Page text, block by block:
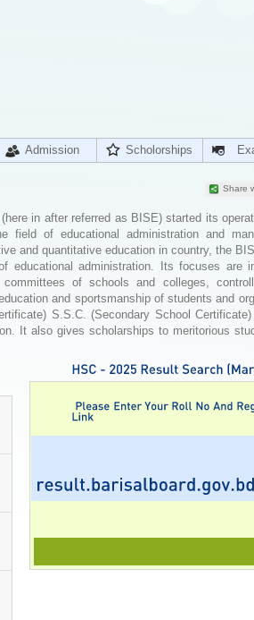
Admission Scholorships
Share
in after referred as BISE) started its
field of educational administration and
and quantitative education in country, the
administration. Its focuses are
of schools and colleges,
and sportsmanship of students and
S.S.C. (Secondary School
It also gives scholarships to meritorious